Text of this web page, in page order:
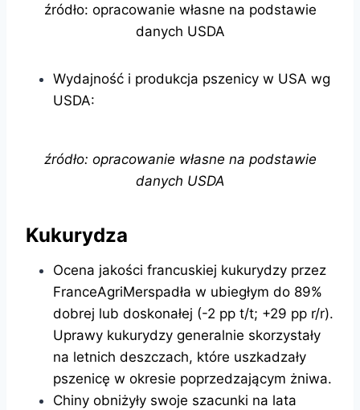
źródło: opracowanie własne na podstawie
danych USDA
Wydajność i produkcja pszenicy w USA wg
USDA:
źródło: opracowanie własne na podstawie
danych USDA
Kukurydza
Ocena jakości francuskiej kukurydzy przez
FranceAgriMerspadła w ubiegłym do 89%
dobrej lub doskonałej (-2 pp t/t; +29 pp r/r).
Uprawy kukurydzy generalnie skorzystały
na letnich deszczach, które uszkadzały
pszenicę w okresie poprzedzającym żniwa.
Chiny obniżyły swoje szacunki na lata